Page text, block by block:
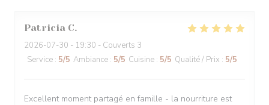
Patricia C
2026-07-30 - 19:30 - Couverts 3
Service : 5/5 Ambiance : 5/5 Cuisine : 5/5 Qualité / Prix : 5/5
Excellent moment partagé en famille - la nourriture est